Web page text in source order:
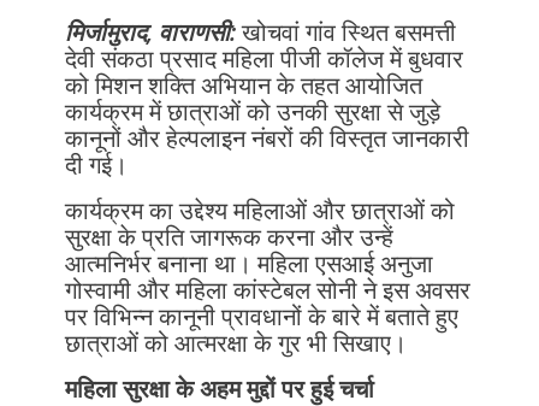
मिर्जामुराद, वाराणसी:खोचवां गांव स्थित बसमत्ती
देवी संकठा प्रसाद महिला पीजी कॉलेज में बुधवार
को मिशन शक्ति अभियान के तहत आयोजित
कार्यक्रम में छात्राओं को उनकी सुरक्षा से जुड़े
कानूनों और हेल्पलाइन नंबरों की विस्तृत जानकारी
दी गई।
कार्यक्रम का उद्देश्य महिलाओं और छात्राओं को
सुरक्षा के प्रति जागरूक करना और उन्हें
आत्मनिर्भर बनाना था। महिला एसआई अनुजा
गोस्वामी और महिला कांस्टेबल सोनी ने इस अवसर
पर विभिन्न कानूनी प्रावधानों के बारे में बताते हुए
छात्राओं को आत्मरक्षा के गुर भी सिखाए।
महिला सुरक्षा के अहम मुद्दों पर हुई चर्चा